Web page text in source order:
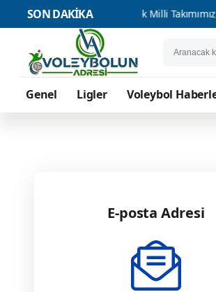
SON DAKİKA
U17 Erkek Milli Takımımız, Balkan
Genel Ligler Voleybol
E-posta Adresi